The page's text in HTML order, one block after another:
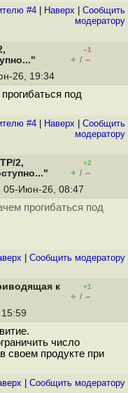
#4 Наверх
Cообщить
модератору
–1
+ / –
26, 19:34
под
#4 Наверх
Cообщить
модератору
2,
+2
+ / –
05-Июн-26, 08:47
прогибаться под
Cообщить модератору
к
+1
+ / –
число
своем продукте при
Cообщить модератору